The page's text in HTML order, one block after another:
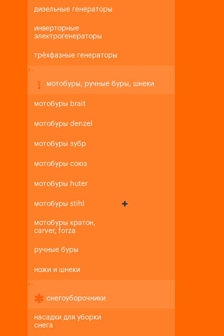
дизельные генераторы
инверторные
электрогенераторы
трёхфазные генераторы
+-
мотобуры, ручные буры, шнеки
мотобуры brait
мотобуры denzel
мотобуры зубр
мотобуры союз
мотобуры huter
мотобуры stihl
мотобуры кратон,
carver, forza
ручные буры
ножи и шнеки
+-
снегоуборочники
насадки для уборки
снега